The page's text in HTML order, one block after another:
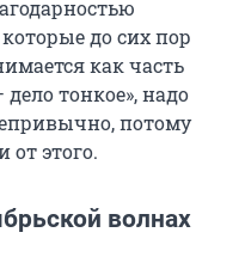
до сих пор
как часть
тонкое», надо
потому
от этого.
волнах